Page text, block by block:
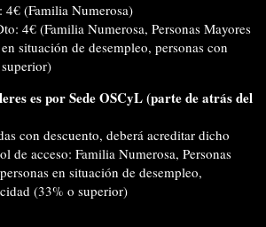
(Familia Numerosa)
4€ (Familia Numerosa, Personas Mayores
situación de desempleo, personas con
es por Sede OSCyL (parte de atrás del
con descuento, deberá acreditar dicho
de acceso: Familia Numerosa, Personas
en situación de desempleo,
(33% o superior)